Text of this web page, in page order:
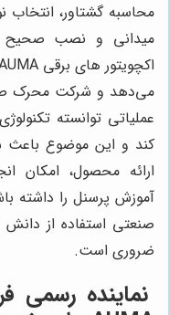
محاسبه گشتاور، انتخاب
میدانی و نصب صحیح
می‌دهد و شرکت محرک
عملیاتی توانسته
کند و این موضوع
ارائه محصول، امکان
آموزش پرسنل را داشته
صنعتی استفاده از
ضروری است.
نماینده رسمی